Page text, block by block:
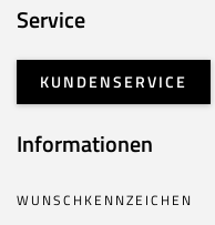
Service
KUNDENSERVICE
Informationen
WUNSCHKENNZEICHEN